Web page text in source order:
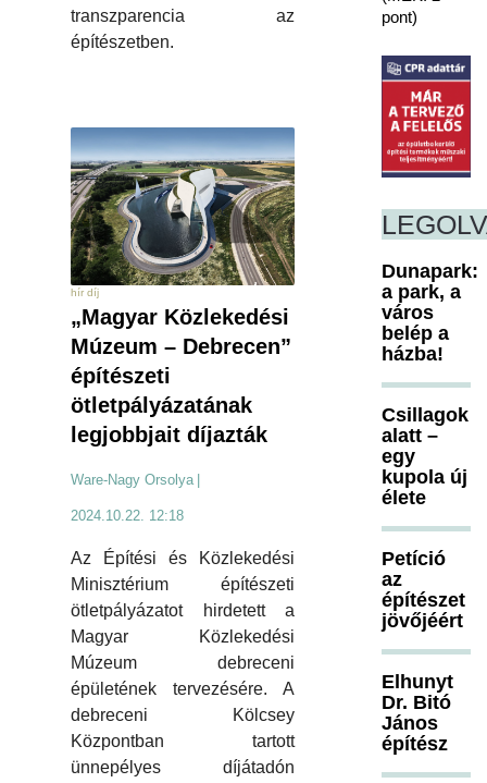
transzparencia az
építészetben.
hír díj
„Magyar Közlekedési
Múzeum – Debrecen”
építészeti
ötletpályázatának
legjobbjait díjazták
Ware-Nagy Orsolya
2024.10.22. 12:18
Az Építési és Közlekedési
Minisztérium építészeti
ötletpályázatot hirdetett a
Magyar Közlekedési
Múzeum debreceni
épületének tervezésére. A
debreceni Kölcsey
Központban tartott
ünnepélyes díjátadón
pont)
Dunapark:
a park, a
város
belép a
házba!
Csillagok
alatt –
egy
kupola új
élete
Petíció
az
építészet
jövőjéért
Elhunyt
Dr. Bitó
János
építész